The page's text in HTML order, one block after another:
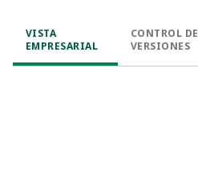
VISTA
EMPRESARIAL
CONTROL DE
VERSIONES